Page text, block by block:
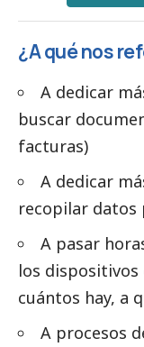
¿A qué nos
A dedicar
buscar
facturas)
A dedicar
recopilar datos
A pasar
los dispositivos
cuántos hay, a
A procesos